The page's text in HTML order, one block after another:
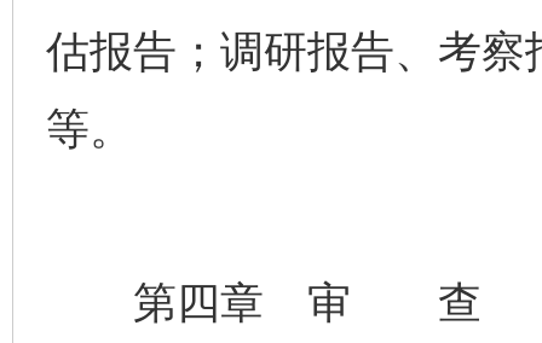
估报告；调研报告、考
等。
第四章 审 查